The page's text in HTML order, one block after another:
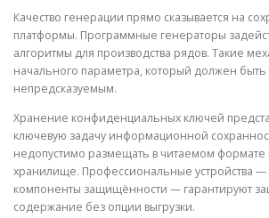
Качество генерации прямо сказывается на
платформы. Программные генераторы
алгоритмы для производства рядов. Такие
начального параметра, который должен быть
непредсказуемым.
Хранение конфиденциальных ключей
ключевую задачу информационной
недопустимо размещать в читаемом формате
хранилище. Профессиональные устройства —
компоненты защищённости — гарантируют
содержание без опции выгрузки.